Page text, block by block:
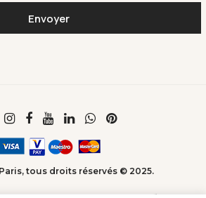
tous droits réservés © 2025.